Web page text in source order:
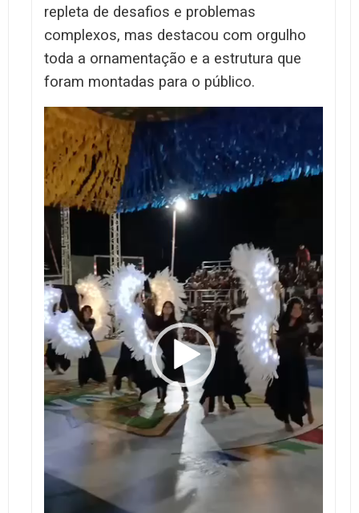
repleta de desafios e problemas
complexos, mas destacou com orgulho
toda a ornamentação e a estrutura que
foram montadas para o público.
Tocador
vídeo